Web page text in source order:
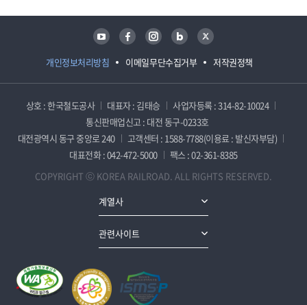
개인정보처리방침 이메일무단수집거부 저작권정책
유튜브 페이스북 인스타그램 블로그 트위터
상호 : 한국철도공사 대표자 : 김태승
사업자등록 : 314-82-10024
통신판매업신고 : 대전 동구-0233호
대전광역시 동구 중앙로 240
고객센터 : 1588-7788(이용료 : 발신자부담)
대표전화 : 042-472-5000
팩스 : 02-361-8385
COPYRIGHT ⓒ KOREA RAILROAD. ALL RIGHTS RESERVED.
계열사
관련사이트